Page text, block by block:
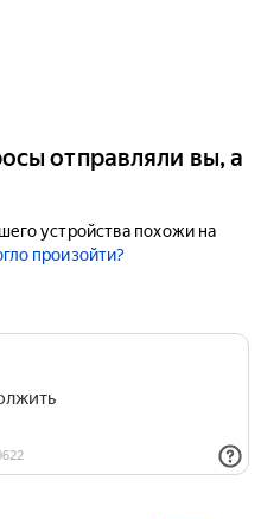
отправляли вы, а
устройства похожи на
произойти?